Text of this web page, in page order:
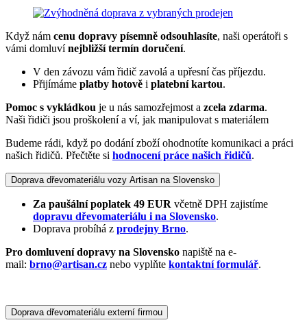
Když nám cenu dopravy písemně odsouhlasíte, naši operátoři s
vámi domluvínejbližší termín doručení.
V den závozu vám řidič zavolá a upřesní čas příjezdu.
Přijímáme platby hotově i platební kartou.
Pomoc s vykládkou je u nás samozřejmost a zcela zdarma.
Naši řidiči jsou proškolení a ví, jak manipulovat s materiálem
Budeme rádi, když po dodání zboží ohodnotíte komunikaci a práci
našich řidičů. Přečtěte si hodnocení práce našich řidičů.
Doprava dřevomateriálu vozy Artisan na Slovensko
Za paušální poplatek 49 EUR včetně DPH zajistíme
dopravu dřevomateriálu i na Slovensko.
Doprava probíhá z prodejny Brno.
Pro domluvení dopravy na Slovensko napiště na e-
mail: brno@artisan.cz nebo vyplňte kontaktní formulář.
Doprava dřevomateriálu externí firmou